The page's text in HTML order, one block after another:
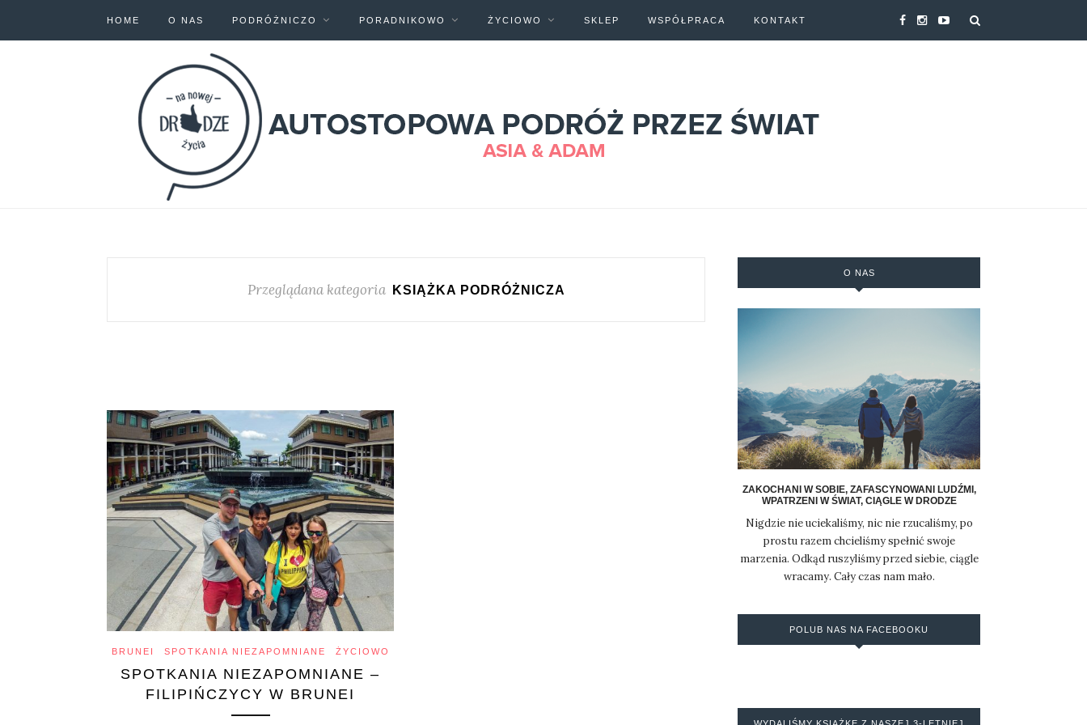
HOME O NAS PODRÓŻNICZO PORADNIKOWO ŻYCIOWO SKLEP WSPÓŁPRACA KONTAKT
Przeglądana kategoria KSIĄŻKA PODRÓŻNICZA
BRUNEI SPOTKANIA NIEZAPOMNIANE ŻYCIOWO
SPOTKANIA NIEZAPOMNIANE –
FILIPIŃCZYCY W BRUNEI
O NAS
ZAKOCHANI W SOBIE, ZAFASCYNOWANI LUDŹMI,
WPATRZENI W ŚWIAT, CIĄGLE W DRODZE
Nigdzie nie uciekaliśmy, nic nie rzucaliśmy, po
prostu razem chcieliśmy spełnić swoje
marzenia. Odkąd ruszyliśmy przed siebie, ciągle
wracamy. Cały czas nam mało.
POLUB NAS NA FACEBOOKU